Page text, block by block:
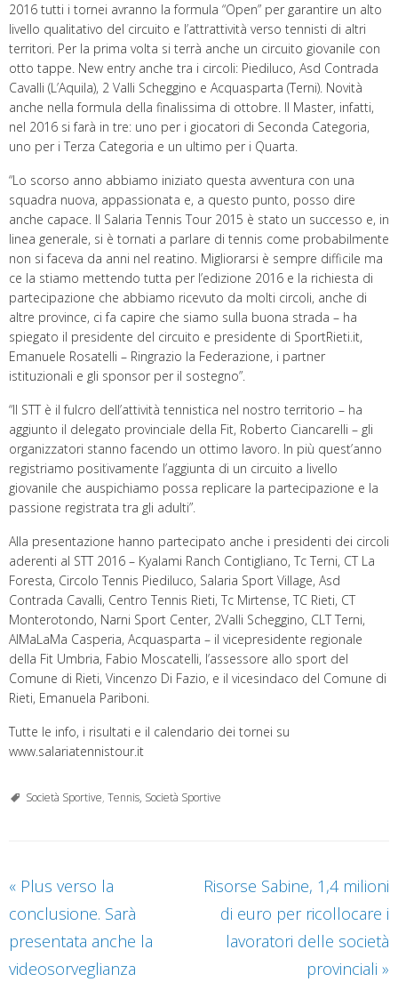
2016 tutti i tornei avranno la formula “Open” per garantire un alto
livello qualitativo del circuito e l’attrattività verso tennisti di altri
territori. Per la prima volta si terrà anche un circuito giovanile con
otto tappe. New entry anche tra i circoli: Piediluco, Asd Contrada
Cavalli (L’Aquila), 2 Valli Scheggino e Acquasparta (Terni). Novità
anche nella formula della finalissima di ottobre. Il Master, infatti,
nel 2016 si farà in tre: uno per i giocatori di Seconda Categoria,
uno per i Terza Categoria e un ultimo per i Quarta.
“Lo scorso anno abbiamo iniziato questa avventura con una
squadra nuova, appassionata e, a questo punto, posso dire
anche capace. Il Salaria Tennis Tour 2015 è stato un successo e, in
linea generale, si è tornati a parlare di tennis come probabilmente
non si faceva da anni nel reatino. Migliorarsi è sempre difficile ma
ce la stiamo mettendo tutta per l’edizione 2016 e la richiesta di
partecipazione che abbiamo ricevuto da molti circoli, anche di
altre province, ci fa capire che siamo sulla buona strada – ha
spiegato il presidente del circuito e presidente di SportRieti.it,
Emanuele Rosatelli – Ringrazio la Federazione, i partner
istituzionali e gli sponsor per il sostegno”.
“Il STT è il fulcro dell’attività tennistica nel nostro territorio – ha
aggiunto il delegato provinciale della Fit, Roberto Ciancarelli – gli
organizzatori stanno facendo un ottimo lavoro. In più quest’anno
registriamo positivamente l’aggiunta di un circuito a livello
giovanile che auspichiamo possa replicare la partecipazione e la
passione registrata tra gli adulti”.
Alla presentazione hanno partecipato anche i presidenti dei circoli
aderenti al STT 2016 – Kyalami Ranch Contigliano, Tc Terni, CT La
Foresta, Circolo Tennis Piediluco, Salaria Sport Village, Asd
Contrada Cavalli, Centro Tennis Rieti, Tc Mirtense, TC Rieti, CT
Monterotondo, Narni Sport Center, 2Valli Scheggino, CLT Terni,
AlMaLaMa Casperia, Acquasparta – il vicepresidente regionale
della Fit Umbria, Fabio Moscatelli, l’assessore allo sport del
Comune di Rieti, Vincenzo Di Fazio, e il vicesindaco del Comune di
Rieti, Emanuela Pariboni.
Tutte le info, i risultati e il calendario dei tornei su
www.salariatennistour.it
Società Sportive, Tennis, Società Sportive
« Plus verso la
conclusione. Sarà
presentata anche la
videosorveglianza
Risorse Sabine, 1,4 milioni
di euro per ricollocare i
lavoratori delle società
provinciali »